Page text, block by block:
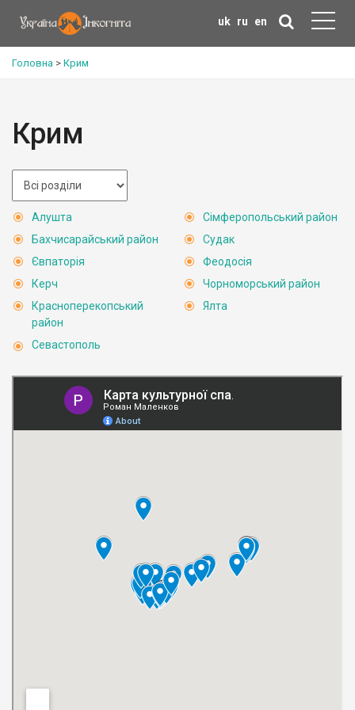
uk ru en
Головна > Крим
Крим
Алушта
Бахчисарайський район
Євпаторія
Керч
Красноперекопський
район
Севастополь
Сімферопольський район
Судак
Феодосія
Чорноморський район
Ялта